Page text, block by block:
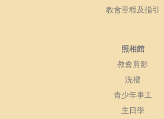
教會章程及指引
照相館
教會剪影
洗禮
青少年事工
主日學